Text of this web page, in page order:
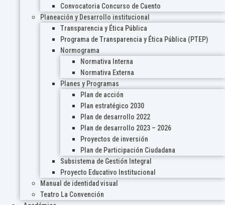
Convocatoria Concurso de Cuento
Planeación y Desarrollo institucional
Transparencia y Ética Pública
Programa de Transparencia y Ética Pública (PTEP)
Normograma
Normativa Interna
Normativa Externa
Planes y Programas
Plan de acción
Plan estratégico 2030
Plan de desarrollo 2022
Plan de desarrollo 2023 – 2026
Proyectos de inversión
Plan de Participación Ciudadana
Subsistema de Gestión Integral
Proyecto Educativo Institucional
Manual de identidad visual
Teatro La Convención